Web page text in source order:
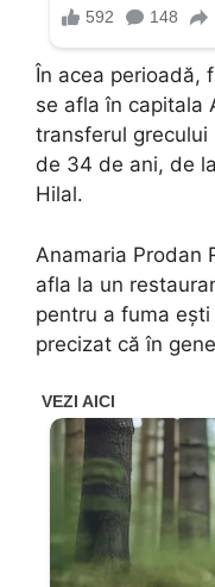
În acea perioadă,
se afla în capitala
transferul grecului
de 34 de ani, de
Hilal.
Anamaria Prodan
afla la un
pentru a fuma
precizat că în